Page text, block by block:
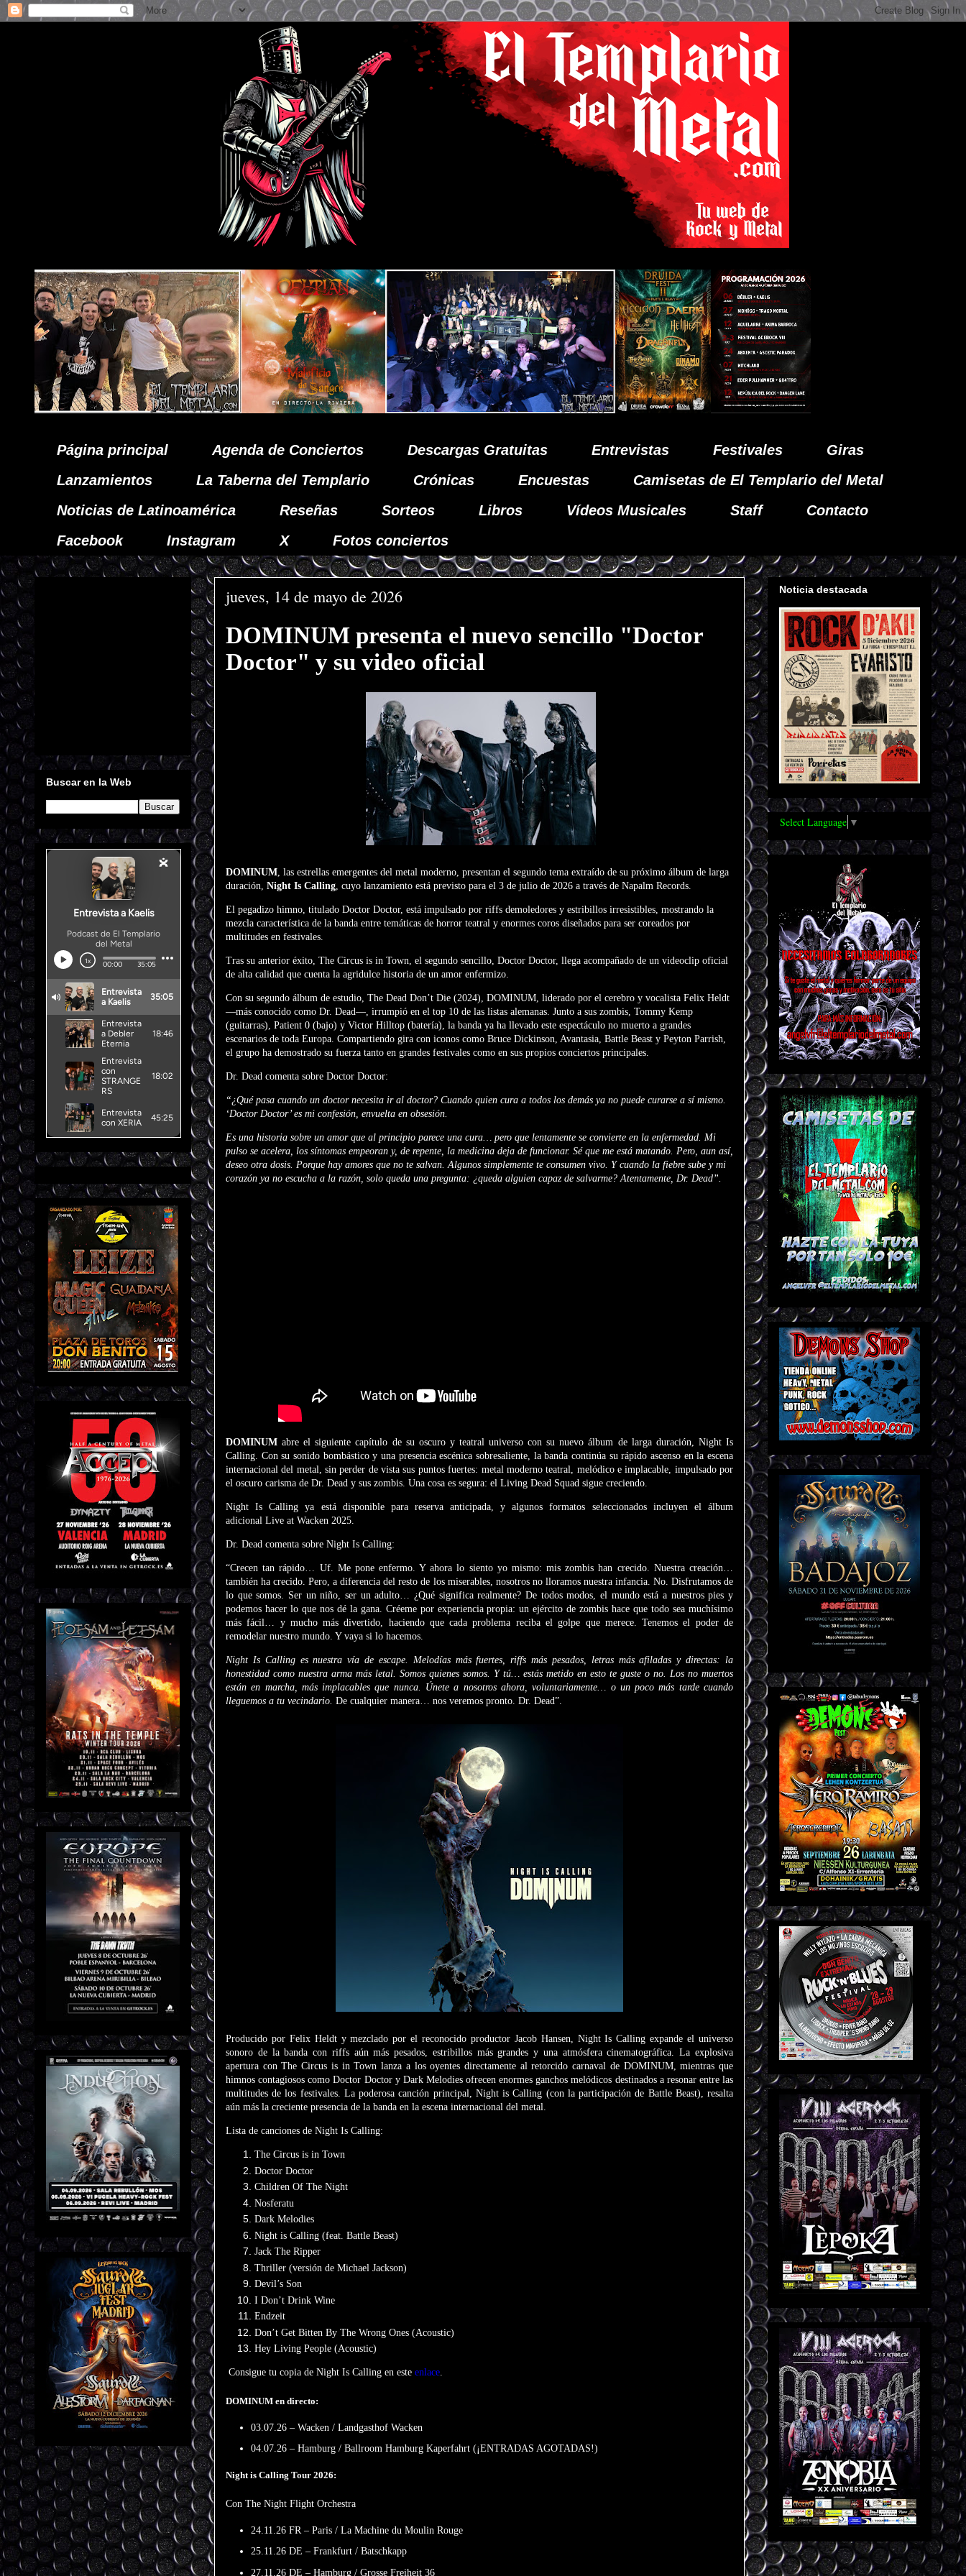
Página principal Agenda de Conciertos Descargas Gratuitas Entrevistas Festivales
Giras
Lanzamientos
La Taberna del Templario Crónicas Encuestas
Camisetas de El Templario del Metal
Noticias de Latinoamérica
Reseñas Sorteos Libros Vídeos Musicales Staff
Contacto
Facebook
Instagram X Fotos conciertos
jueves, 14 de mayo de 2026
DOMINUM presenta el nuevo sencillo "Doctor
Doctor" y su video oficial
DOMINUM, las estrellas emergentes del metal moderno, presentan el segundo tema extraído de su próximo álbum de larga
duración, Night Is Calling, cuyo lanzamiento está previsto para el 3 de julio de 2026 a través de Napalm Records.
El pegadizo himno, titulado Doctor Doctor, está impulsado por riffs demoledores y estribillos irresistibles, mostrando la
mezcla característica de la banda entre temáticas de horror teatral y enormes coros diseñados para ser coreados por
multitudes en festivales.
Tras su anterior éxito, The Circus is in Town, el segundo sencillo, Doctor Doctor, llega acompañado de un videoclip oficial
de alta calidad que cuenta la agridulce historia de un amor enfermizo.
Con su segundo álbum de estudio, The Dead Don’t Die (2024), DOMINUM, liderado por el cerebro y vocalista Felix Heldt
—más conocido como Dr. Dead—, irrumpió en el top 10 de las listas alemanas. Junto a sus zombis, Tommy Kemp
(guitarras), Patient 0 (bajo) y Victor Hilltop (batería), la banda ya ha llevado este espectáculo no muerto a grandes
escenarios de toda Europa. Compartiendo gira con iconos como Bruce Dickinson, Avantasia, Battle Beast y Peyton Parrish,
el grupo ha demostrado su fuerza tanto en grandes festivales como en sus propios conciertos principales.
Dr. Dead comenta sobre Doctor Doctor:
“¿Qué pasa cuando un doctor necesita ir al doctor? Cuando quien cura a todos los demás ya no puede curarse a sí mismo.
‘Doctor Doctor’ es mi confesión, envuelta en obsesión.
Es una historia sobre un amor que al principio parece una cura… pero que lentamente se convierte en la enfermedad. Mi
pulso se acelera, los síntomas empeoran y, de repente, la medicina deja de funcionar. Sé que me está matando. Pero, aun así,
deseo otra dosis. Porque hay amores que no te salvan. Algunos simplemente te consumen vivo. Y cuando la fiebre sube y mi
corazón ya no escucha a la razón, solo queda una pregunta: ¿queda alguien capaz de salvarme? Atentamente, Dr. Dead”.
DOMINUMabre el siguiente capítulo de su oscuro y teatral universo con su nuevo álbum de larga duración, Night Is
Calling. Con su sonido bombástico y una presencia escénica sobresaliente, la banda continúa su rápido ascenso en la escena
internacional del metal, sin perder de vista sus puntos fuertes: metal moderno teatral, melódico e implacable, impulsado por
el oscuro carisma de Dr. Dead y sus zombis. Una cosa es segura: el Living Dead Squad sigue creciendo.
Night Is Calling ya está disponible para reserva anticipada, y algunos formatos seleccionados incluyen el álbum
adicional Live at Wacken 2025.
Dr. Dead comenta sobre Night Is Calling:
“Crecen tan rápido… Uf. Me pone enfermo. Y ahora lo siento yo mismo: mis zombis han crecido. Nuestra creación…
también ha crecido. Pero, a diferencia del resto de los miserables, nosotros no lloramos nuestra infancia. No. Disfrutamos de
lo que somos. Ser un niño, ser un adulto… ¿Qué significa realmente? De todos modos, el mundo está a nuestros pies y
podemos hacer lo que nos dé la gana. Créeme por experiencia propia: un ejército de zombis hace que todo sea muchísimo
más fácil… y mucho más divertido, haciendo que cada problema reciba el golpe que merece. Tenemos el poder de
remodelar nuestro mundo. Y vaya si lo hacemos.
Night Is Calling es nuestra vía de escape. Melodías más fuertes, riffs más pesados, letras más afiladas y directas: la
honestidad como nuestra arma más letal. Somos quienes somos. Y tú… estás metido en esto te guste o no. Los no muertos
están en marcha, más implacables que nunca. Únete a nosotros ahora, voluntariamente… o un poco más tarde cuando
lleguemos a tu vecindario. De cualquier manera… nos veremos pronto. Dr. Dead”.
Producido por Felix Heldt y mezclado por el reconocido productor Jacob Hansen, Night Is Calling expande el universo
sonoro de la banda con riffs aún más pesados, estribillos más grandes y una atmósfera cinematográfica. La explosiva
apertura con The Circus is in Town lanza a los oyentes directamente al retorcido carnaval de DOMINUM, mientras que
himnos contagiosos como Doctor Doctor y Dark Melodies ofrecen enormes ganchos melódicos destinados a resonar entre las
multitudes de los festivales. La poderosa canción principal, Night is Calling (con la participación de Battle Beast), resalta
aún más la creciente presencia de la banda en la escena internacional del metal.
Lista de canciones de Night Is Calling:
The Circus is in Town
Doctor Doctor
Children Of The Night
Nosferatu
Dark Melodies
Night is Calling (feat. Battle Beast)
Jack The Ripper
Thriller (versión de Michael Jackson)
Devil’s Son
I Don’t Drink Wine
Endzeit
Don’t Get Bitten By The Wrong Ones (Acoustic)
Hey Living People (Acoustic)
Consigue tu copia de Night Is Calling en este enlace.
DOMINUM en directo:
03.07.26 – Wacken / Landgasthof Wacken
04.07.26 – Hamburg / Ballroom Hamburg Kaperfahrt (¡ENTRADAS AGOTADAS!)
Night is Calling Tour 2026:
Con The Night Flight Orchestra
24.11.26 FR – Paris / La Machine du Moulin Rouge
25.11.26 DE – Frankfurt / Batschkapp
27.11.26 DE – Hamburg / Grosse Freiheit 36
Buscar en la Web
Noticia destacada
Select Language ▼